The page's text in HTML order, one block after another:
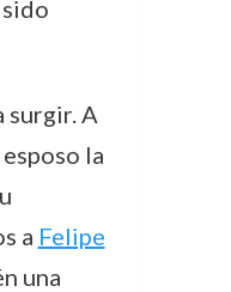
surgir. A
la
a Felipe
una